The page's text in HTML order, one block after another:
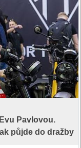
Pavlovou.
půjde do dražby